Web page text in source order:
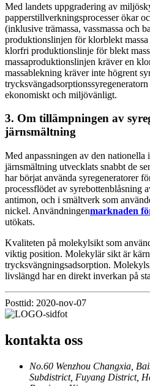
Med landets uppgradering av
papperstillverkningsprocesser ökar
(inklusive trämassa, vassmassa och
produktionslinjen för klorblekt
klorfri produktionslinje för blekt
massaproduktionslinjen kräver en
massablekning kräver inte högrent
ekonomiskt och miljövänligt.
3. Om tillämpningen av
järnsmältning
Med anpassningen av den
järnsmältning utvecklats snabbt de
har börjat använda syregeneratorer
processflödet av syrebottenblåsning
antimon, och i smältverk som
nickel. Användningenmarknaden
utökats.
Kvaliteten på molekylsikt som
viktig position. Molekylär sikt är
trycksvängningsadsorption.
livslängd har en direkt inverkan på
Posttid: 2020-nov-07
kontakta oss
No.60 Wenzhou Changxia,
Subdistrict, Fuyang District,